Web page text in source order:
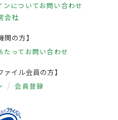
ンについてお問い合わせ
会社
関の方】
たって お問い合わせ
ァイル会員の方】
会員登録